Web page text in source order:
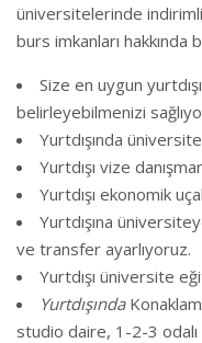
üniversitelerinde indirimli
burs imkanları hakkında
Size en uygun
belirleyebilmenizi
Yurtdışında
Yurtdışı vize
Yurtdışı ekonomik
Yurtdışına
ve transfer ayarlıyoruz.
Yurtdışı üniversite
Yurtdışında
studio daire, 1-2-3